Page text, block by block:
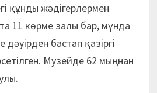
құнды жәдігерлермен
11 көрме залы бар, мұнда
бастап қазіргі
Музейде 62 мыңнан